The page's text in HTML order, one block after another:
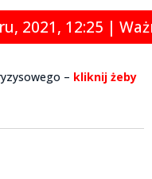
2021, 12:25 |
– kliknij żeby